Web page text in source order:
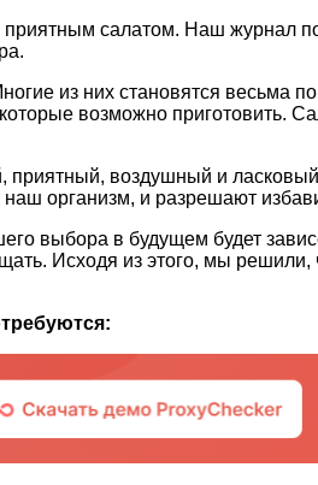
салатом. Наш журнал
из них становятся весьма
возможно
воздушный и
организм, и разрешают
выбора в будущем будет
Исходя из этого, мы